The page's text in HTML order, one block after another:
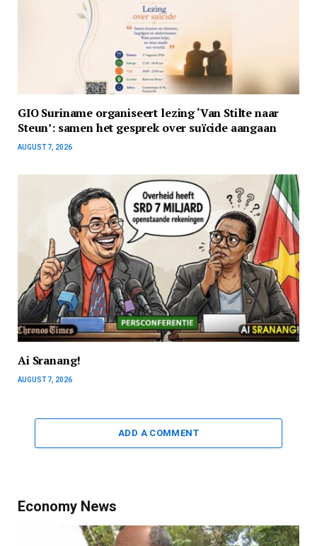
GIO Suriname organiseert lezing ‘Van Stilte naar
Steun’: samen het gesprek over suïcide aangaan
AUGUST 7, 2026
Ai Sranang!
AUGUST 7, 2026
ADD A COMMENT
Economy News